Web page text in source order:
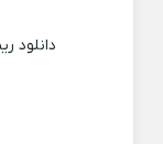
دانلود